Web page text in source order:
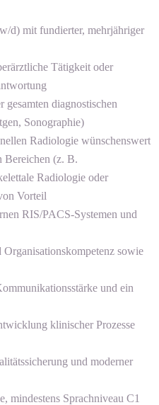
d) mit fundierter, mehrjähriger
Tätigkeit oder
gesamten diagnostischen
Sonographie)
Radiologie wünschenswert
Bereichen (z. B.
Radiologie oder
Vorteil
RIS/PACS-Systemen und
sowie
und ein
klinischer Prozesse
und moderner
mindestens Sprachniveau C1